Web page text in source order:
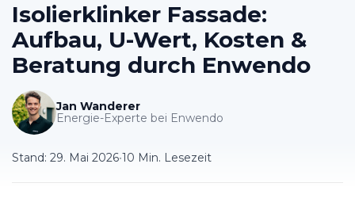
Isolierklinker Fassade:
Aufbau, U-Wert, Kosten &
Beratung durch Enwendo
Jan Wanderer
Energie-Experte bei Enwendo
Stand: 29. Mai 2026•10 Min. Lesezeit